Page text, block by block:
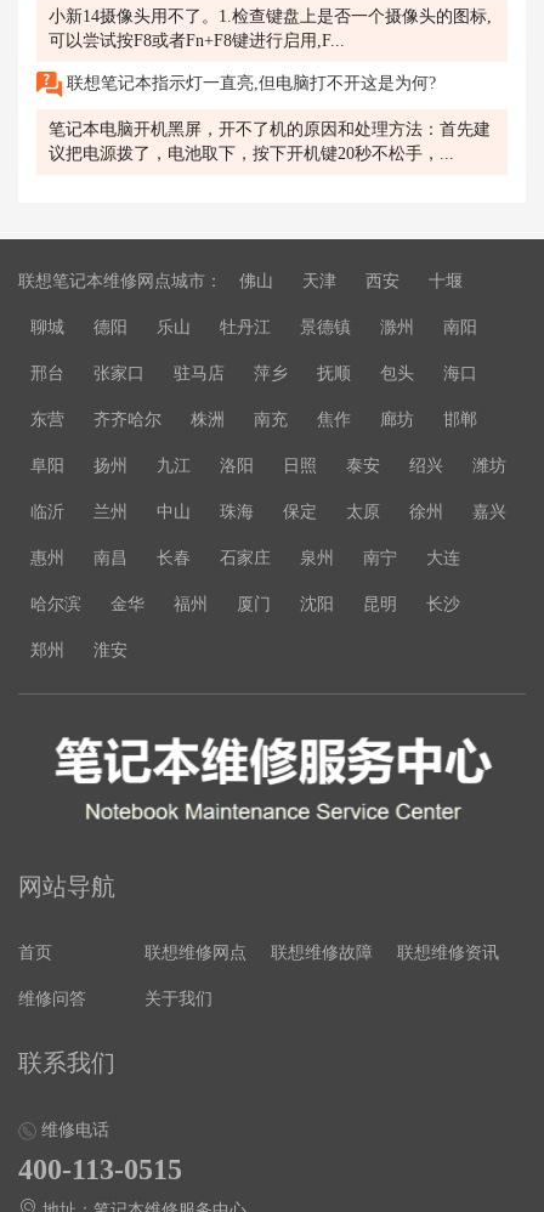
小新14摄像头用不了。1.检查键盘上是否一个摄像头的图标,
可以尝试按F8或者Fn+F8键进行启用,F...
联想笔记本指示灯一直亮,但电脑打不开这是为何?
笔记本电脑开机黑屏，开不了机的原因和处理方法：首先建
议把电源拨了，电池取下，按下开机键20秒不松手，...
联想笔记本维修网点城市： 佛山 天津 西安 十堰
聊城 德阳 乐山 牡丹江 景德镇 滁州 南阳
邢台 张家口 驻马店 萍乡 抚顺 包头 海口
东营 齐齐哈尔 株洲 南充 焦作 廊坊 邯郸
阜阳 扬州 九江 洛阳 日照 泰安 绍兴 潍坊
临沂 兰州 中山 珠海 保定 太原 徐州 嘉兴
惠州 南昌 长春 石家庄 泉州 南宁 大连
哈尔滨 金华 福州 厦门 沈阳 昆明 长沙
郑州 淮安
网站导航
首页 联想维修网点 联想维修故障 联想维修资讯
维修问答 关于我们
联系我们
维修电话
400-113-0515